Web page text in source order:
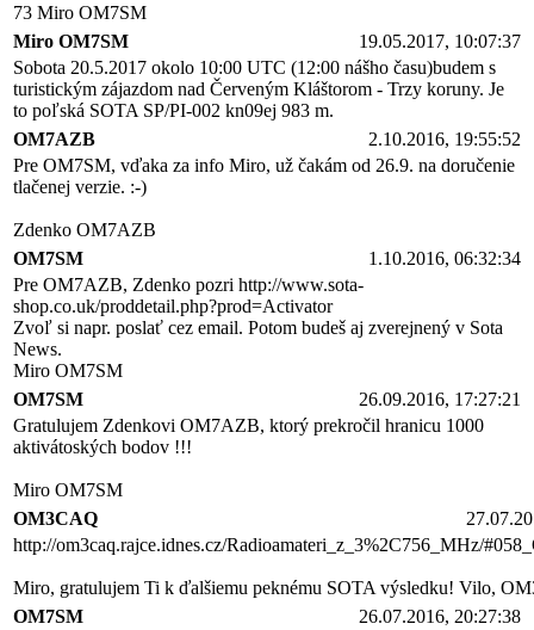
73 Miro OM7SM
Miro OM7SM
19.05.2017, 10:07:37
Sobota 20.5.2017 okolo 10:00 UTC (12:00 nášho času)budem s
turistickým zájazdom nad Červeným Kláštorom - Trzy koruny. Je
to poľská SOTA SP/PI-002 kn09ej 983 m.
OM7AZB
2.10.2016, 19:55:52
Pre OM7SM, vďaka za info Miro, už čakám od 26.9. na doručenie
tlačenej verzie. :-)
Zdenko OM7AZB
OM7SM
1.10.2016, 06:32:34
Pre OM7AZB, Zdenko pozri http://www.sota-
shop.co.uk/proddetail.php?prod=Activator
Zvoľ si napr. poslať cez email. Potom budeš aj zverejnený v Sota
News.
Miro OM7SM
OM7SM
26.09.2016, 17:27:21
Gratulujem Zdenkovi OM7AZB, ktorý prekročil hranicu 1000
aktivátoských bodov !!!
Miro OM7SM
OM3CAQ
http://om3caq.rajce.idnes.cz/Radioamateri_z_3%2C756_MHz/
Miro, gratulujem Ti k ďalšiemu peknému SOTA výsledku! Vilo,
OM7SM
26.07.2016, 20:27:38